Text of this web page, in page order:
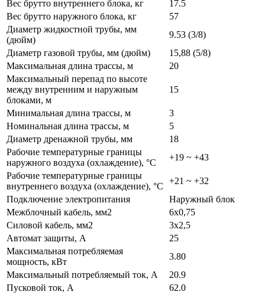
Вес брутто внутреннего блока, кг
17.5
Вес брутто наружного блока, кг
57
Диаметр жидкостной трубы, мм
(дюйм)
9.53 (3/8)
Диаметр газовой трубы, мм (дюйм)
15,88 (5/8)
Максимальная длина трассы, м
20
Максимальный перепад по высоте
между внутренним и наружным
блоками, м
15
Минимальная длина трассы, м
3
Номинальная длина трассы, м
5
Диаметр дренажной трубы, мм
18
Рабочие температурные границы
наружного воздуха (охлаждение), °C
+19 ~ +43
Рабочие температурные границы
внутреннего воздуха (охлаждение), °C
+21 ~ +32
Подключение электропитания
Наружный блок
Межблочный кабель, мм2
6x0,75
Силовой кабель, мм2
3x2,5
Автомат защиты, А
25
Максимальная потребляемая
мощность, кВт
3.80
Максимальный потребляемый ток, А
20.9
Пусковой ток, А
62.0